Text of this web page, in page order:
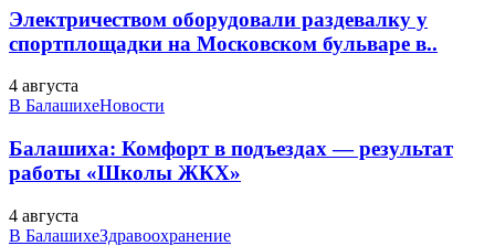
Электричеством оборудовали раздевалку у
спортплощадки на Московском бульваре в..
4 августа
В БалашихеНовости
Балашиха: Комфорт в подъездах — результат
работы «Школы ЖКХ»
4 августа
В БалашихеЗдравоохранение